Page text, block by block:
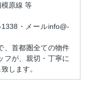
原線 等
・メールinfo@-
、首都圏全ての物件
フが、親切・丁寧に
します。